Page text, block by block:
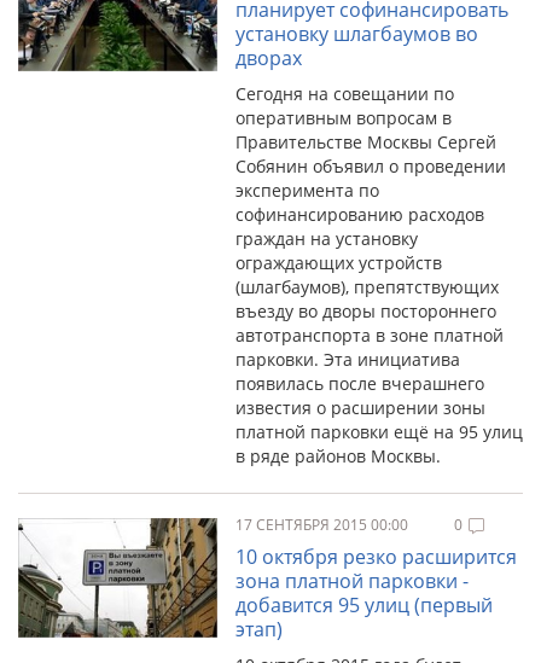
планирует софинансировать
установку шлагбаумов во
дворах
Сегодня на совещании по
оперативным вопросам в
Правительстве Москвы Сергей
Собянин объявил о проведении
эксперимента по
софинансированию расходов
граждан на установку
ограждающих устройств
(шлагбаумов), препятствующих
въезду во дворы постороннего
автотранспорта в зоне платной
парковки. Эта инициатива
появилась после вчерашнего
известия о расширении зоны
платной парковки ещё на 95 улиц
в ряде районов Москвы.
17 СЕНТЯБРЯ 2015 00:00 0
10 октября резко расширится
зона платной парковки -
добавится 95 улиц (первый
этап)